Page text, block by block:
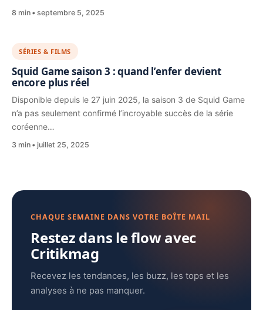
8 min septembre 5, 2025
SÉRIES & FILMS
Squid Game saison 3 : quand l’enfer devient
encore plus réel
Disponible depuis le 27 juin 2025, la saison 3 de Squid Game
n’a pas seulement confirmé l’incroyable succès de la série
coréenne…
3 min juillet 25, 2025
CHAQUE SEMAINE DANS VOTRE BOÎTE MAIL
Restez dans le flow avec
Critikmag
Recevez les tendances, les buzz, les tops et les
analyses à ne pas manquer.